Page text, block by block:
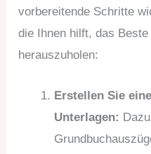
vorbereitende Schritte
die Ihnen hilft, das
herauszuholen:
Erstellen Sie
Unterlagen: